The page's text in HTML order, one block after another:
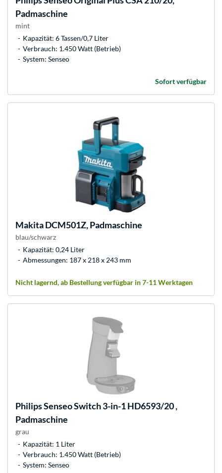
Padmaschine
mint
Kapazität: 6 Tassen/0,7 Liter
Verbrauch: 1.450 Watt (Betrieb)
System: Senseo
Sofort verfügbar
MakitaDCM501Z, Padmaschine
blau/schwarz
Kapazität: 0,24 Liter
Abmessungen: 187 x 218 x 243 mm
Nicht lagernd, ab Bestellung verfügbar in 7-11 Werktagen
PhilipsSenseo Switch 3-in-1 HD6593/20 ,
Padmaschine
grau
Kapazität: 1 Liter
Verbrauch: 1.450 Watt (Betrieb)
System: Senseo